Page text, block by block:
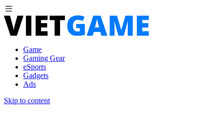
Game
Gaming Gear
eSports
Gadgets
Ads
Skip to content